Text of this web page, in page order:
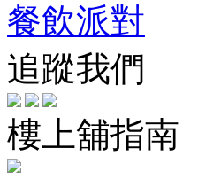
餐飲派對
追蹤我們
樓上舖指南